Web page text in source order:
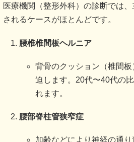
医療機関（整形外科）の診断では
されるケースがほとんどです。
腰椎椎間板ヘルニア
背骨のクッション（椎間
迫します。20代〜40代の
れます。
腰部脊柱管狭窄症
加齢などにより神経の通